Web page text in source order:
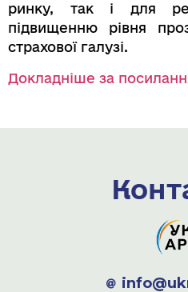
ринку, так і для
підвищенню рівня
страхової галузі.
Докладніше за